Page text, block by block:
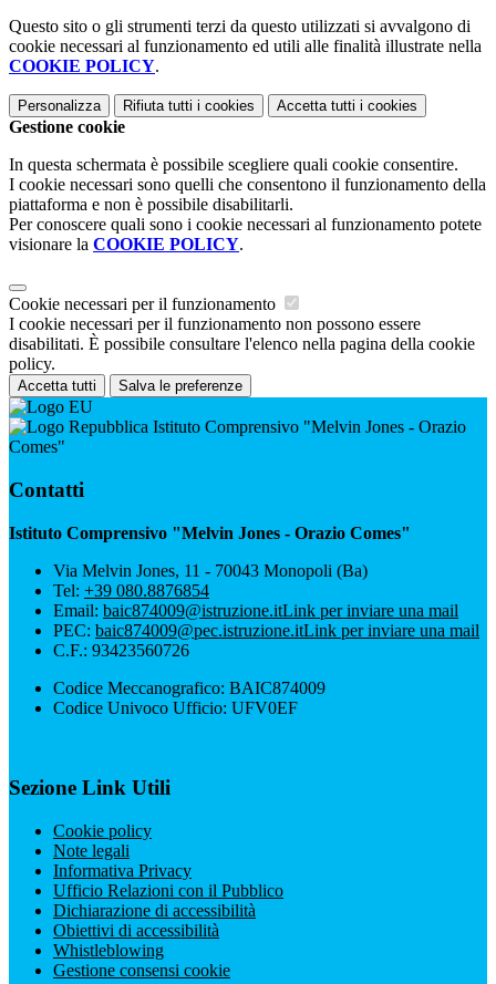
Questo sito o gli strumenti terzi da questo utilizzati si avvalgono di
cookie necessari al funzionamento ed utili alle finalità illustrate nella
COOKIE POLICY.
Personalizza Rifiuta tutti i cookies Accetta tutti i cookies
Gestione cookie
In questa schermata è possibile scegliere quali cookie consentire.
I cookie necessari sono quelli che consentono il funzionamento della
piattaforma e non è possibile disabilitarli.
Per conoscere quali sono i cookie necessari al funzionamento potete
visionare la COOKIE POLICY.
Cookie necessari per il funzionamento
I cookie necessari per il funzionamento non possono essere
disabilitati. È possibile consultare l'elenco nella pagina della cookie
policy.
Accetta tutti Salva le preferenze
Istituto Comprensivo "Melvin Jones - Orazio
Comes"
Contatti
Istituto Comprensivo "Melvin Jones - Orazio Comes"
Via Melvin Jones, 11 - 70043 Monopoli (Ba)
Tel: +39 080.8876854
Email: baic874009@istruzione.itLink per inviare una mail
PEC: baic874009@pec.istruzione.itLink per inviare una mail
C.F.: 93423560726
Codice Meccanografico: BAIC874009
Codice Univoco Ufficio: UFV0EF
Sezione Link Utili
Cookie policy
Note legali
Informativa Privacy
Ufficio Relazioni con il Pubblico
Dichiarazione di accessibilità
Obiettivi di accessibilità
Whistleblowing
Gestione consensi cookie